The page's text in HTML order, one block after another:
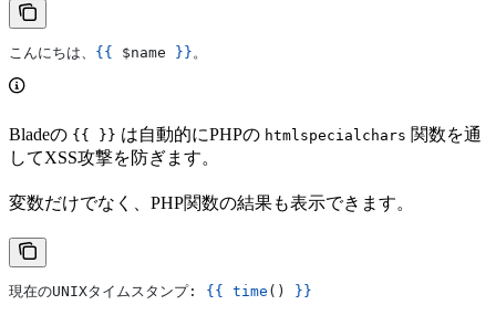
こんにちは、 {{ $name }} 。
Bladeの {{ }} は自動的にPHPの htmlspecialchars 関数を通
してXSS攻撃を防ぎます。
変数だけでなく、PHP関数の結果も表示できます。
現在のUNIXタイムスタンプ: {{ time () }}